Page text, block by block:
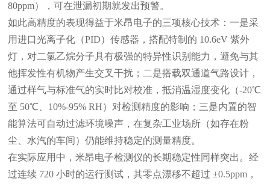
80ppm），可在泄漏初期就发出预警。
如此高精度的表现得益于米昂电子的三项核心技术：一是采
用进口光离子化（PID）传感器，搭配特制的 10.6eV 紫外
灯，对二氯乙烷分子具有极强的特异性识别能力，避免与其
他挥发性有机物产生交叉干扰；二是搭载双通道气路设计，
通过样气与标准气的实时比对校准，抵消温湿度变化（-20℃
至 50℃、10%-95% RH）对检测精度的影响；三是内置的智
能算法可自动过滤环境噪声，在复杂工业场所（如存在粉
尘、水汽的车间）仍能维持稳定的测量精度。
在实际应用中，米昂电子检测仪的长期稳定性同样突出。经
过连续 720 小时的运行测试，其零点漂移不超过 ±0.5ppm，